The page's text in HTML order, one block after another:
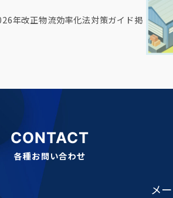
年改正物流効率化法対策ガイド掲
CONTACT
各種お問い合わせ
メ